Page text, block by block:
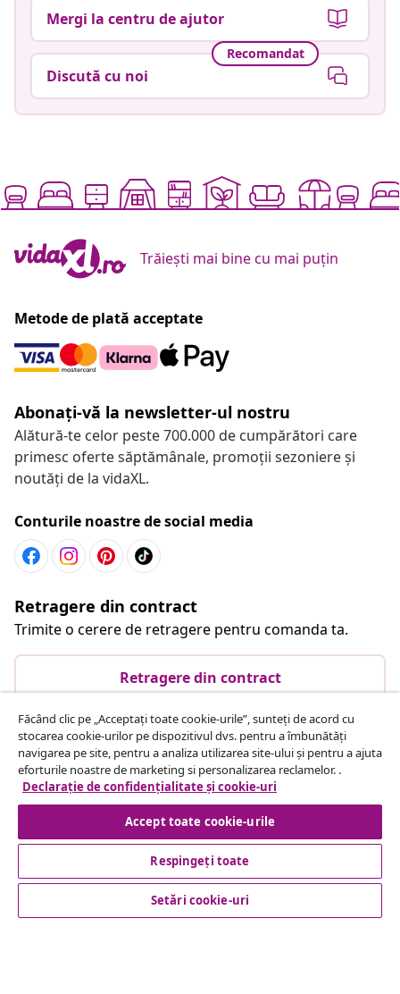
Mergi la centru de ajutor
Recomandat
Discută cu noi
Trăiești mai bine cu mai puțin
Metode de plată acceptate
Abonați-vă la newsletter-ul nostru
Alătură-te celor peste 700.000 de cumpărători care
primesc oferte săptămânale, promoții sezoniere și
noutăți de la vidaXL.
Conturile noastre de social media
Retragere din contract
Trimite o cerere de retragere pentru comanda ta.
Retragere din contract
Serviciu clienți
Business
Descoperă mai multe
Făcând clic pe „Acceptați toate cookie-urile”, sunteți de acord cu
stocarea cookie-urilor pe dispozitivul dvs. pentru a îmbunătăți
navigarea pe site, pentru a analiza utilizarea site-ului și pentru a ajuta
eforturile noastre de marketing si personalizarea reclamelor. .
Declarație de confidențialitate și cookie-uri
Accept toate cookie-urile
Respingeți toate
Setări cookie-uri